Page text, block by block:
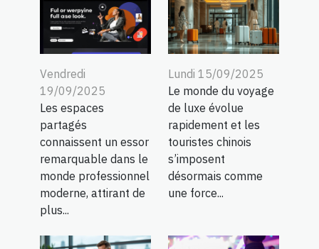
Vendredi
19/09/2025
Les espaces
partagés
connaissent un essor
remarquable dans le
monde professionnel
moderne, attirant de
plus...
Lundi 15/09/2025
Le monde du voyage
de luxe évolue
rapidement et les
touristes chinois
s’imposent
désormais comme
une force...